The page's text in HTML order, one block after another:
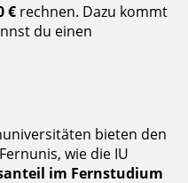
€ rechnen. Dazu kommt
du einen
bieten den
wie die IU
im Fernstudium